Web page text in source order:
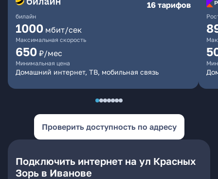
билайн
16 тарифов
1000 мбит/сек
Максимальная скорость
650 ₽/мес
Минимальная цена
Домашний интернет, ТВ, мобильная связь
Проверить доступность по адресу
Подключить интернет на ул Красных
Зорь в Иванове